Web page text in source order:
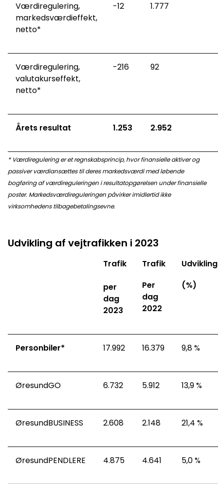
Værdiregulering,
markedsværdieffekt,
netto*
-12 1.777
Værdiregulering,
valutakurseffekt,
netto*
-216 92
Årets resultat 1.253 2.952
* Værdiregulering er et regnskabsprincip, hvor finansielle aktiver og
passiver værdiansættes til deres markedsværdi med løbende
bogføring af værdireguleringen i resultatopgørelsen under finansielle
poster. Markedsværdireguleringen påvirker imidlertid ikke
virksomhedens tilbagebetalingsevne.
Udvikling af vejtrafikken i 2023
Trafik
per
dag
2023
Trafik
Per
dag
2022
(%)
Personbiler* 17.992 16.379 9,8 %
ØresundGO 6.732 5.912 13,9 %
ØresundBUSINESS 2.608 2.148 21,4 %
ØresundPENDLERE 4.875 4.641 5,0 %